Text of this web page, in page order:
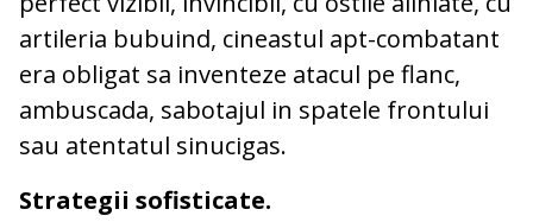
artileria bubuind, cineastul apt-combatant
era obligat sa inventeze atacul pe flanc,
ambuscada, sabotajul in spatele frontului
sau atentatul sinucigas.
Strategii sofisticate.